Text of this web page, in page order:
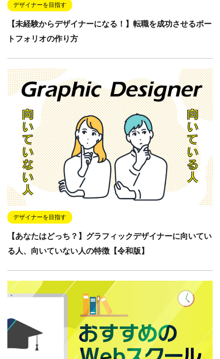
デザイナーを目指す
【未経験からデザイナーになる！】転職を成功させるポー
トフォリオの作り方
デザイナーを目指す
【あなたはどっち？】グラフィックデザイナーに向いてい
る人、向いていない人の特徴【令和版】